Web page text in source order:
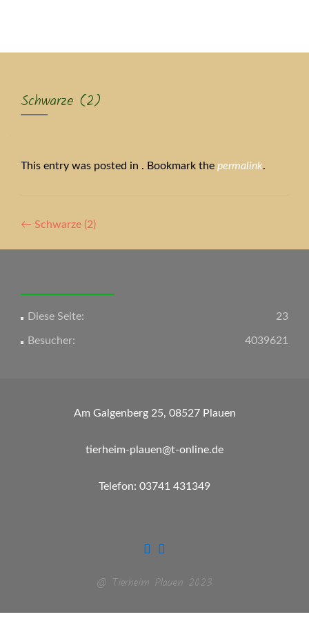
Schwarze (2)
This entry was posted in . Bookmark the permalink.
Artikel-
Navigation
← Schwarze (2)
23
Diese Seite:
4039621
Besucher:
Am Galgenberg 25, 08527 Plauen
tierheim-plauen@t-online.de
Telefon: 03741 431349
@ Tierheim Plauen 2023